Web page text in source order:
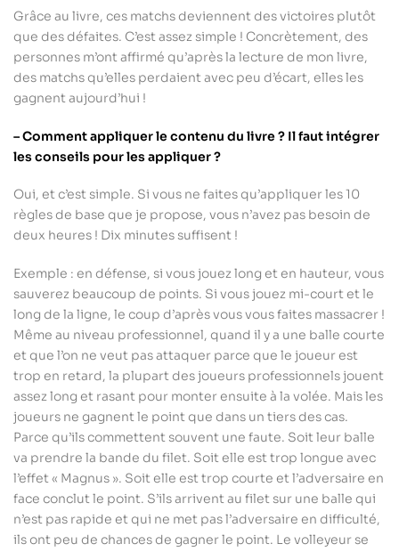
Grâce au livre, ces matchs deviennent des victoires plutôt
que des défaites. C’est assez simple ! Concrètement, des
personnes m’ont affirmé qu’après la lecture de mon livre,
des matchs qu’elles perdaient avec peu d’écart, elles les
gagnent aujourd’hui !
– Comment appliquer le contenu du livre ? Il faut intégrer
les conseils pour les appliquer ?
Oui, et c’est simple. Si vous ne faites qu’appliquer les 10
règles de base que je propose, vous n’avez pas besoin de
deux heures ! Dix minutes suffisent !
Exemple : en défense, si vous jouez long et en hauteur, vous
sauverez beaucoup de points. Si vous jouez mi-court et le
long de la ligne, le coup d’après vous vous faites massacrer !
Même au niveau professionnel, quand il y a une balle courte
et que l’on ne veut pas attaquer parce que le joueur est
trop en retard, la plupart des joueurs professionnels jouent
assez long et rasant pour monter ensuite à la volée. Mais les
joueurs ne gagnent le point que dans un tiers des cas.
Parce qu’ils commettent souvent une faute. Soit leur balle
va prendre la bande du filet. Soit elle est trop longue avec
l’effet « Magnus ». Soit elle est trop courte et l’adversaire en
face conclut le point. S’ils arrivent au filet sur une balle qui
n’est pas rapide et qui ne met pas l’adversaire en difficulté,
ils ont peu de chances de gagner le point. Le volleyeur se